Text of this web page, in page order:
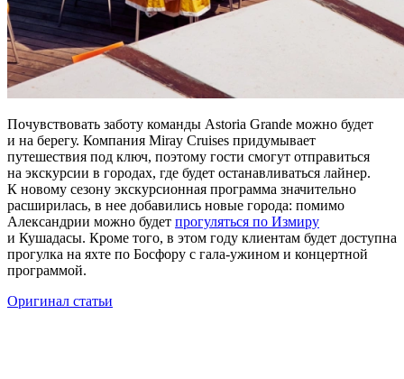
Почувствовать заботу команды Astoria Grande можно будет
и на берегу. Компания Miray Cruises придумывает
путешествия под ключ, поэтому гости смогут отправиться
на экскурсии в городах, где будет останавливаться лайнер.
К новому сезону экскурсионная программа значительно
расширилась, в нее добавились новые города: помимо
Александрии можно будет прогуляться по Измиру
и Кушадасы. Кроме того, в этом году клиентам будет доступна
прогулка на яхте по Босфору с гала-ужином и концертной
программой.
Оригинал статьи